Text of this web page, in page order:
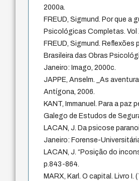
2000a.
FREUD, Sigmund. Por que a
Psicológicas Completas. Vol
FREUD, Sigmund.
Brasileira das Obras
Janeiro: Imago, 2000c.
JAPPE, Anselm. _As
Antígona, 2006.
KANT, Immanuel. Para a
Galego de Estudos de
LACAN, J. Da psicose
Janeiro: Forense-
LACAN, J. “Posição do
p.843-864.
MARX, Karl. O capital. Livro